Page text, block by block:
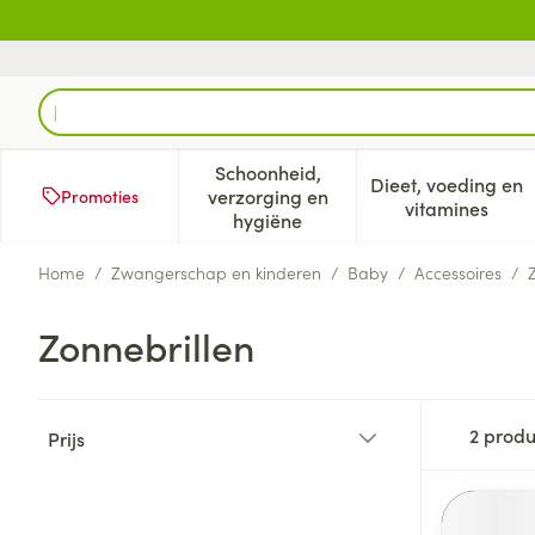
Product, merk, categorie...
Promoties
Schoonheid,
verzorging en
hygiëne
Toon submenu voor
Dieet, voeding en
vitamines
Toon
Home / Zwangerschap en kinderen / Baby / Accessoires /
Zonnebrillen
Prijs
2